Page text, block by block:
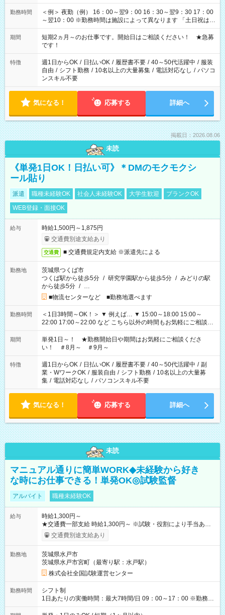
勤務時間
＜例＞ 夜勤（例） 16：00～翌9：00 16：30～翌9：30 17：00
～翌10：00 ※勤務時間は施設によって異なります 「土日祝は休
みたい」 「しっかり稼ぎたい」 「もう少し遅い時間から始めた
い」など ご希望にあったお仕事をご案内いたします。 ※未経験
の方の場合は1～2ヶ月間は日中での仕事を経験いただき、 お
仕事に慣れてからの夜勤になります。 ★家庭の都合でお休みが
必要な場合も遠慮なくご相談ください。
期間
短期2ヵ月～のお仕事です。開始日はご相談ください！ ★急募
です！
特徴 週1日からOK / 日払いOK / 履歴書不要 / 40～50代活躍中 / 服装
自由 / シフト勤務 / 10名以上の大量募集 / 電話対応なし / パソコ
ンスキル不要
気になる！ 応募する 詳細へ
掲載日：2026.08.06
未読
《単発1日OK！日払い可》＊DMのモクモクシ
ール貼り
派遣 職種未経験OK 社会人未経験OK 大学生歓迎
ブランクOK
WEB登録・面接OK
給与
時給1,500円～1,875円
交通費別途支給あり
交通費 ■ 交通費規定内支給 ※派遣先による
勤務地
茨城県つくば市
つくば駅から徒歩5分 / 研究学園駅から徒歩5分 / みどりの駅
から徒歩5分 / …
■物流センターなど ■勤務地選べます
勤務時間
＜1日3時間～OK！＞ ▼ 例えば… ▼ 15:00～18:00 15:00～
22:00 17:00～22:00 など こちら以外の時間もお気軽にご相談く
ださい！
期間
単発1日～！ ★勤務開始日や期間はお気軽にご相談くださ
い！ ＃8月～ ＃9月～
特徴 週1日からOK / 日払いOK / 履歴書不要 / 40～50代活躍中 / 副
業・WワークOK / 服装自由 / シフト勤務 / 10名以上の大量募
集 / 電話対応なし / パソコンスキル不要
気になる！ 応募する 詳細へ
未読
マニュアル通りに簡単WORK◆未経験から好き
な時にお仕事できる！単発OK◎試験監督
アルバイト 職種未経験OK
給与
時給1,300円～
★交通費一部支給 時給1,300円～ ※試験・役割により手当あり
※勤務回数により昇給あり 【即給（前払い）オプションあ
り！】 希望される場合、勤務から1週間ほどで給与の一部を受け
例】 ・河合塾模擬試験 8:30～17:30（休憩1時間） 時給1,300円
×8時間＝日収10,400円＋交通費 ※当日の役割により時給＋100
円の場合あり ・国家試験 7:00～13:30（休憩なし） 時給1,300
円（役割手当＋100円）×6時間＝日収8,400円＋交通費 【試用期
間】試用期間なし
交通費別途支給あり
勤務地
茨城県水戸市
茨城県水戸市宮町（最寄り駅：水戸駅）
株式会社全国試験運営センター
勤務時間
シフト制
1日あたりの実働時間：最大7時間/日 09：00～17：00 ※勤務時
間は 試験により異なります。